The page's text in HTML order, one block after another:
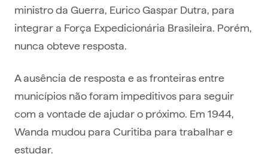
ministro da Guerra, Eurico Gaspar Dutra, para
integrar a Força Expedicionária Brasileira. Porém,
nunca obteve resposta.
A ausência de resposta e as fronteiras entre
municípios não foram impeditivos para seguir
com a vontade de ajudar o próximo. Em 1944,
Wanda mudou para Curitiba para trabalhar e
estudar.